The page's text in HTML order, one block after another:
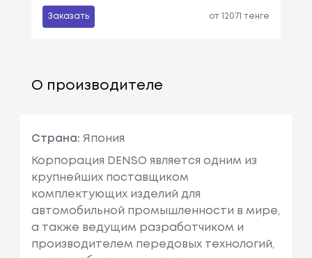
Заказать от 12071 тенге
О производителе
Страна: Япония
Корпорация DENSO является одним из
крупнейших поставщиком
комплектующих изделий для
автомобильной промышленности в мире,
а также ведущим разработчиком и
производителем передовых технологий,